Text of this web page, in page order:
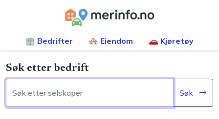
🏢 Bedrifter 🏘️ Eiendom 🚗 Kjøretøy
Søk etter bedrift
Søk